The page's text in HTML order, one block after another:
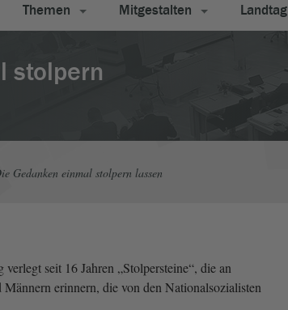
Themen Mitgestalten Landtag
stolpern
Gedanken einmal stolpern lassen
seit 16 Jahren „Stolpersteine“, die an
erinnern, die von den Nationalsozialisten